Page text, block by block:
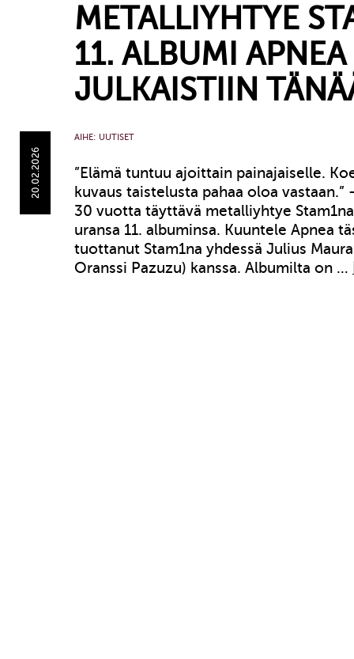
METALLIYHTYE
11. ALBUMI APNEA
JULKAISTIIN
20.02.2026
AIHE: UUTISET
”Elämä tuntuu ajoittain painajaiselle.
kuvaus taistelusta pahaa oloa
30 vuotta täyttävä metalliyhtye
uransa 11. albuminsa. Kuuntele Apnea
tuottanut Stam1na yhdessä Julius
Oranssi Pazuzu) kanssa. Albumilta on …